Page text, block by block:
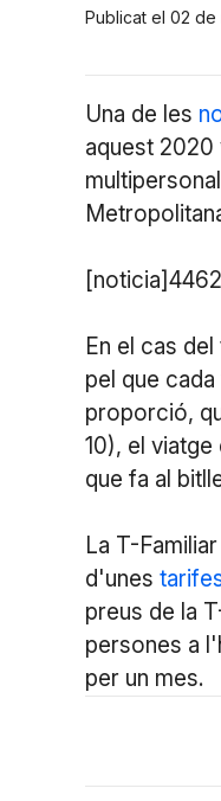
Publicat el 02 de
Una de les
aquest 2020
En el cas
pel que
proporció,
10), el
que fa al
La T-
d'unes
preus de la
persones a
per un mes.